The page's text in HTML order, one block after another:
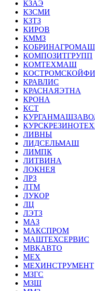
КЗАЭ
КЗСМИ
КЗТЗ
КИРОВ
КММЗ
КОБРИНАГРОМАШ
КОМПОЗИТГРУПП
КОМТЕХМАШ
КРАВЛИС
КРАСНАЯЭТНА
КРОНА
КСТ
ЛИВНЫ
ЛИДСЕЛЬМАШ
ЛИМПК
ЛИТВИНА
ЛОКНЕЯ
ЛРЗ
ЛТМ
ЛУКОР
ЛЦ
ЛЭТЗ
МАЗ
МАКСПРОМ
МАШТЕХСЕРВИС
МВКАВТО
МЕХ
МЕХИНСТРУМЕНТ
МЗГС
МЗШ